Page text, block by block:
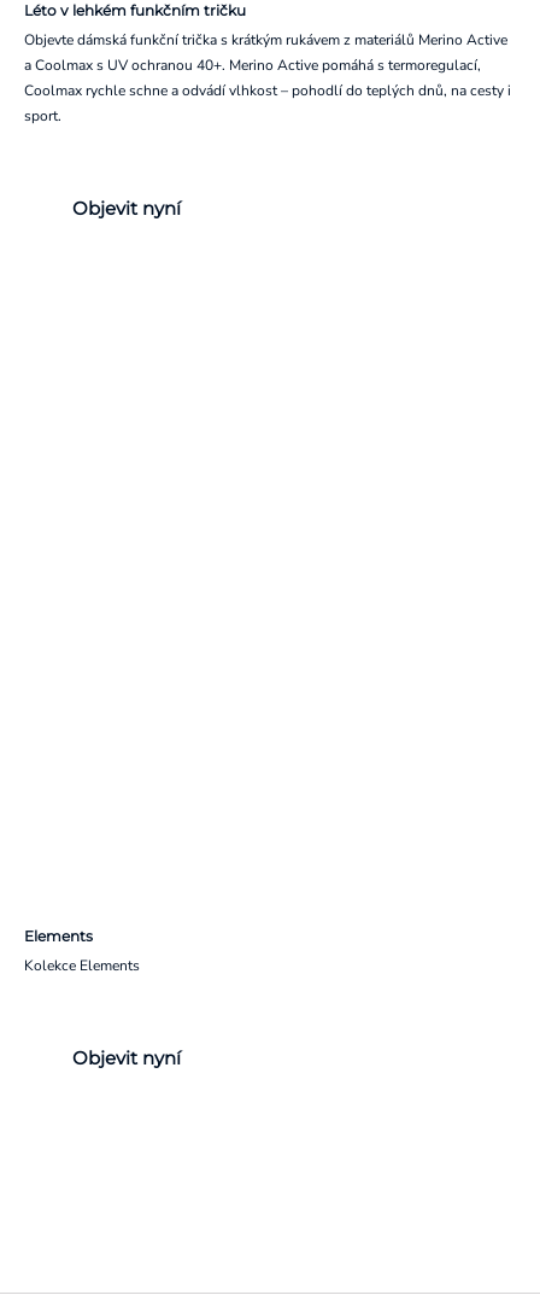
Léto v lehkém funkčním tričku
Objevte dámská funkční trička s krátkým rukávem z materiálů Merino Active
a Coolmax s UV ochranou 40+. Merino Active pomáhá s termoregulací,
Coolmax rychle schne a odvádí vlhkost – pohodlí do teplých dnů, na cesty i
sport.
Objevit nyní
Elements
Kolekce Elements
Objevit nyní